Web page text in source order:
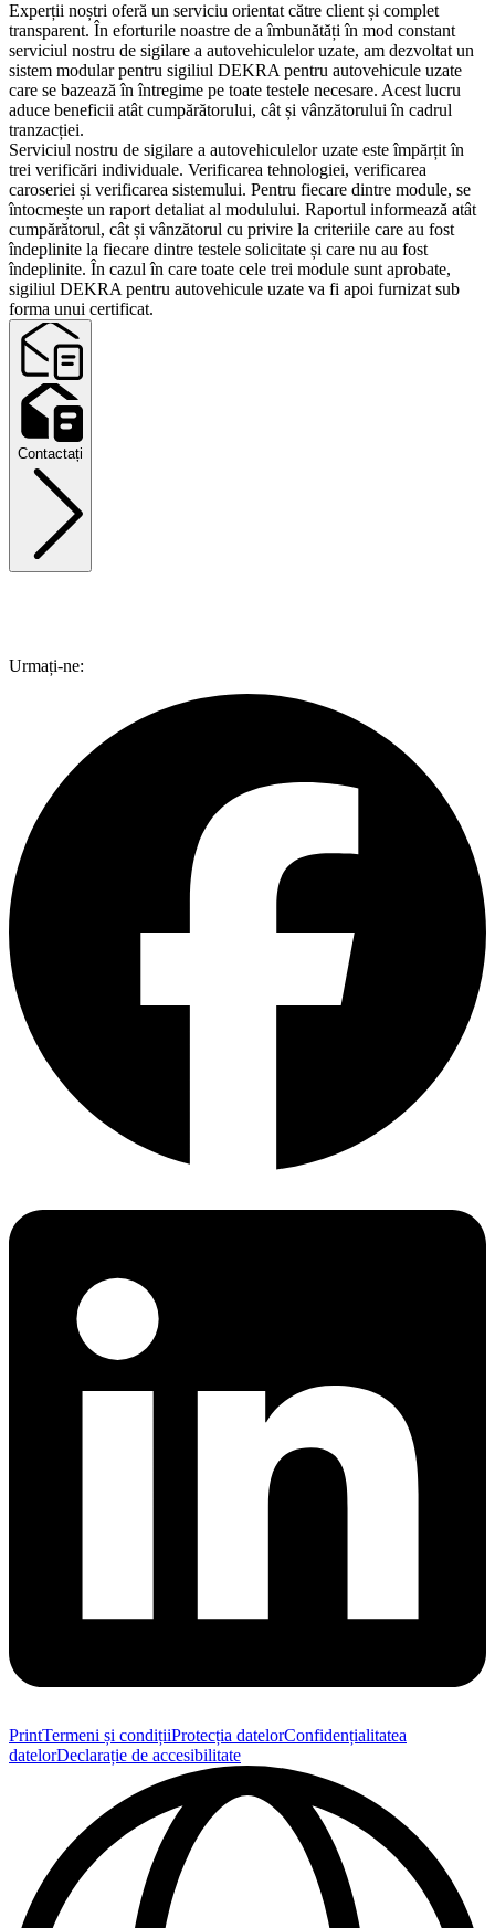
Experții noștri oferă un serviciu orientat către client și complet
transparent. În eforturile noastre de a îmbunătăți în mod constant
serviciul nostru de sigilare a autovehiculelor uzate, am dezvoltat un
sistem modular pentru sigiliul DEKRA pentru autovehicule uzate
care se bazează în întregime pe toate testele necesare. Acest lucru
aduce beneficii atât cumpărătorului, cât și vânzătorului în cadrul
tranzacției.
Serviciul nostru de sigilare a autovehiculelor uzate este împărțit în
trei verificări individuale. Verificarea tehnologiei, verificarea
caroseriei și verificarea sistemului. Pentru fiecare dintre module, se
întocmește un raport detaliat al modulului. Raportul informează atât
cumpărătorul, cât și vânzătorul cu privire la criteriile care au fost
îndeplinite la fiecare dintre testele solicitate și care nu au fost
îndeplinite. În cazul în care toate cele trei module sunt aprobate,
sigiliul DEKRA pentru autovehicule uzate va fi apoi furnizat sub
forma unui certificat.
Contactați
Urmați-ne:
PrintTermeni și condițiiProtecția datelorConfidențialitatea
datelorDeclarație de accesibilitate